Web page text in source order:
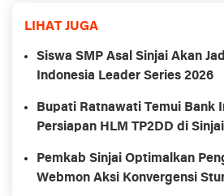
LIHAT JUGA
Siswa SMP Asal Sinjai Akan
Indonesia Leader Series 2026
Bupati Ratnawati Temui Bank
Persiapan HLM TP2DD di Sinjai
Pemkab Sinjai Optimalkan
Webmon Aksi Konvergensi